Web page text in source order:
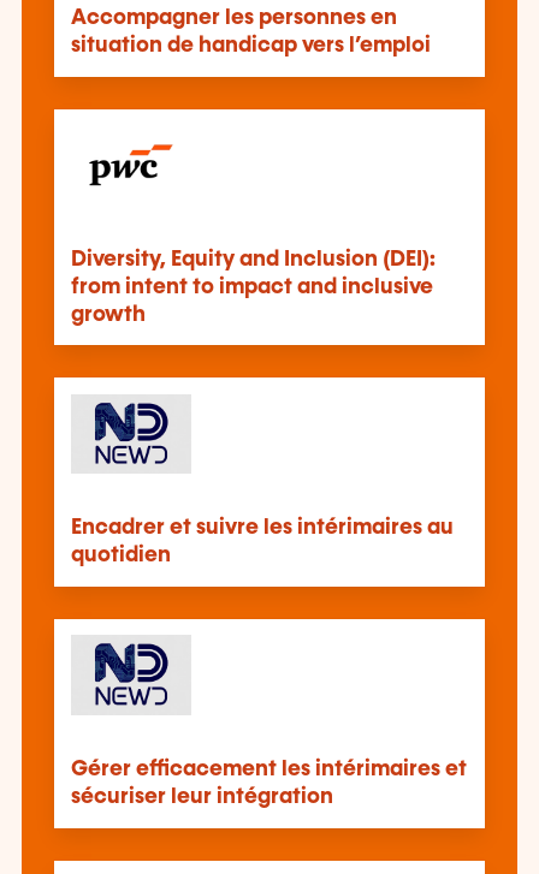
Accompagner les personnes en
situation de handicap vers l’emploi
Diversity, Equity and Inclusion (DEI):
from intent to impact and inclusive
growth
Encadrer et suivre les intérimaires au
quotidien
Gérer efficacement les intérimaires et
sécuriser leur intégration